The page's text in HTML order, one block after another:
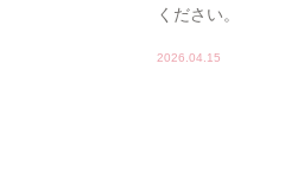
ください。
2026.04.15